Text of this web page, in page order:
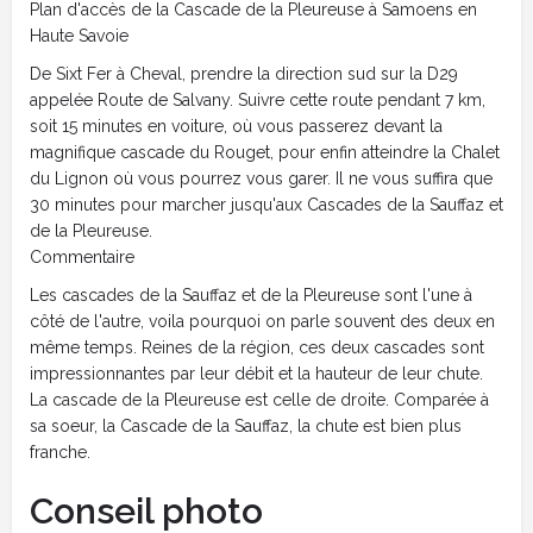
Plan d'accès de la Cascade de la Pleureuse à Samoens en
Haute Savoie
De Sixt Fer à Cheval, prendre la direction sud sur la D29
appelée Route de Salvany. Suivre cette route pendant 7 km,
soit 15 minutes en voiture, où vous passerez devant la
magnifique cascade du Rouget, pour enfin atteindre la Chalet
du Lignon où vous pourrez vous garer. Il ne vous suffira que
30 minutes pour marcher jusqu'aux Cascades de la Sauffaz et
de la Pleureuse.
Commentaire
Les cascades de la Sauffaz et de la Pleureuse sont l'une à
côté de l'autre, voila pourquoi on parle souvent des deux en
même temps. Reines de la région, ces deux cascades sont
impressionnantes par leur débit et la hauteur de leur chute.
La cascade de la Pleureuse est celle de droite. Comparée à
sa soeur, la Cascade de la Sauffaz, la chute est bien plus
franche.
Conseil photo